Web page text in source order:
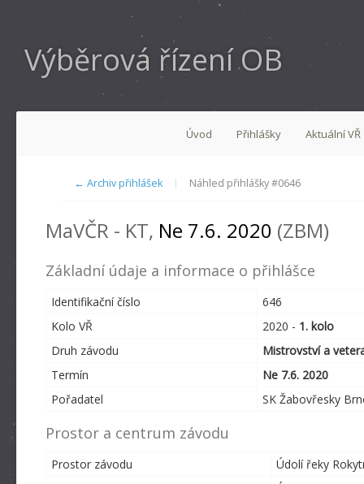
Výběrová řízení OB
Úvod Přihlášky Aktuální VŘ
← Archiv přihlášek | Náhled přihlášky #0646
MaVČR - KT, Ne 7.6. 2020 (ZBM)
Základní údaje a informace o přihlášce
Identifikační číslo
646
Kolo VŘ
2020 - 1. kolo
Druh závodu
Mistrovství a
Termín
Ne 7.6. 2020
Pořadatel
SK Žabovřesky
Prostor a centrum závodu
Prostor závodu
Údolí řeky